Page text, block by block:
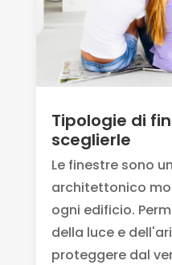
Tipologie di
sceglierle
Le finestre sono
architettonico
ogni edificio.
della luce e
proteggere dal